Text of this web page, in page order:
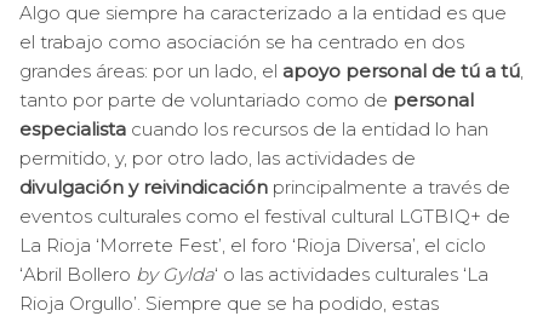
Algo que siempre ha caracterizado a la entidad es que
el trabajo como asociación se ha centrado en dos
grandes áreas: por un lado, el apoyo personal de tú a tú,
tanto por parte de voluntariado como de personal
especialista cuando los recursos de la entidad lo han
permitido, y, por otro lado, las actividades de
divulgación y reivindicación principalmente a través de
eventos culturales como el festival cultural LGTBIQ+ de
La Rioja ‘Morrete Fest’, el foro ‘Rioja Diversa’, el ciclo
‘Abril Bollero by Gylda‘ o las actividades culturales ‘La
Rioja Orgullo’. Siempre que se ha podido, estas